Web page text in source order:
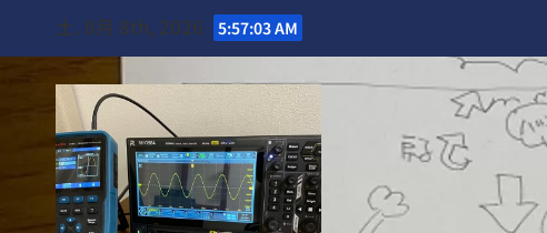
content
土. 8月 8th, 2026 5:57:04 AM